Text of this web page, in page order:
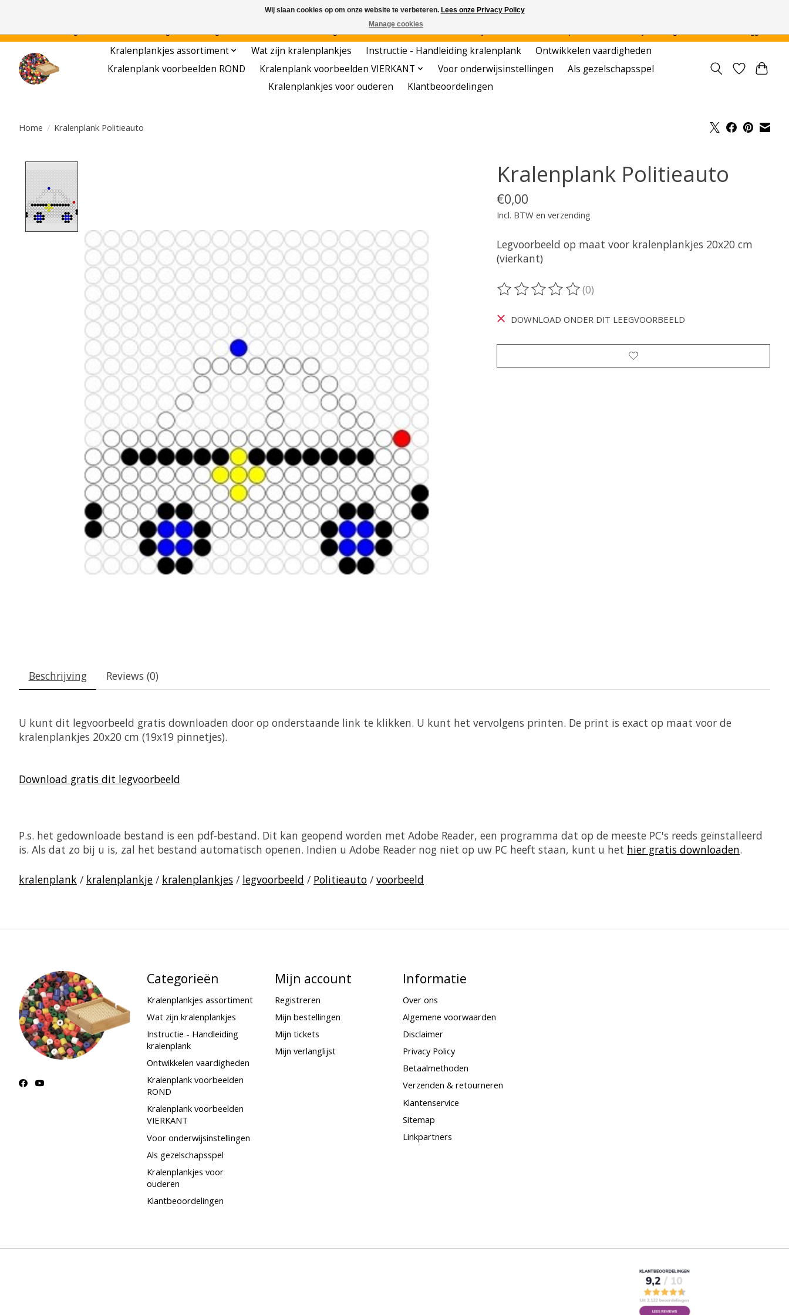
Kralenplankjes assortiment Wat zijn kralenplankjes Instructie - Handleiding kralenplank
Ontwikkelen vaardigheden
Kralenplank voorbeelden ROND
Kralenplank voorbeelden VIERKANT Voor onderwijsinstellingen
Als gezelschapsspel
Kralenplankjes voor ouderen
Klantbeoordelingen
Home / Kralenplank Politieauto
Kralenplank Politieauto
€0,00
Incl. BTW en verzending
Legvoorbeeld op maat voor kralenplankjes 20x20 cm
(vierkant)
De beoordeling van dit product is
(0)
DOWNLOAD ONDER DIT LEEGVOORBEELD
Beschrijving Reviews (0)
U kunt dit legvoorbeeld gratis downloaden door op onderstaande link te klikken. U kunt het vervolgens printen. De print is exact op maat voor de
kralenplankjes 20x20 cm (19x19 pinnetjes).
Download gratis dit legvoorbeeld
P.s. het gedownloade bestand is een pdf-bestand. Dit kan geopend worden met Adobe Reader, een programma dat op de meeste PC's reeds geïnstalleerd
is. Als dat zo bij u is, zal het bestand automatisch openen. Indien u Adobe Reader nog niet op uw PC heeft staan, kunt u het hier gratis downloaden.
kralenplank / kralenplankje / kralenplankjes / legvoorbeeld / Politieauto / voorbeeld
Categorieën
Kralenplankjes assortiment
Wat zijn kralenplankjes
Instructie - Handleiding
kralenplank
Ontwikkelen vaardigheden
Kralenplank voorbeelden
ROND
Kralenplank voorbeelden
VIERKANT
Voor onderwijsinstellingen
Als gezelschapsspel
Kralenplankjes voor
ouderen
Klantbeoordelingen
Mijn account
Registreren
Mijn bestellingen
Mijn tickets
Mijn verlanglijst
Informatie
Over ons
Algemene voorwaarden
Disclaimer
Privacy Policy
Betaalmethoden
Verzenden & retourneren
Klantenservice
Sitemap
Linkpartners
Wij slaan cookies op om onze website te verbeteren. Lees onze Privacy Policy
Manage cookies